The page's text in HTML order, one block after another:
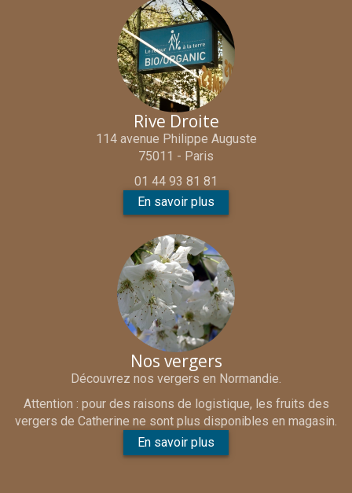
Rive Droite
114 avenue Philippe Auguste
75011 - Paris
01 44 93 81 81
En savoir plus
Nos vergers
Découvrez nos vergers en Normandie.
Attention : pour des raisons de logistique, les fruits des
vergers de Catherine ne sont plus disponibles en magasin.
En savoir plus